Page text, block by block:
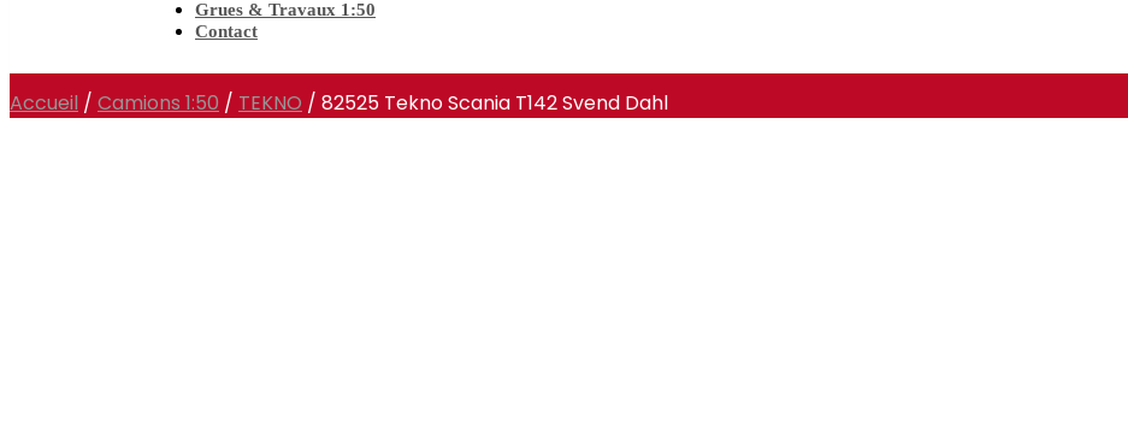
Grues & Travaux 1:50
Contact
Accueil / Camions 1:50 / TEKNO / 82525 Tekno Scania T142 Svend Dahl